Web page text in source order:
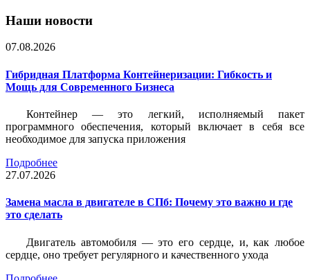
Наши новости
07.08.2026
Гибридная Платформа Контейнеризации: Гибкость и
Мощь для Современного Бизнеса
Контейнер — это легкий, исполняемый пакет
программного обеспечения, который включает в себя все
необходимое для запуска приложения
Подробнее
27.07.2026
Замена масла в двигателе в СПб: Почему это важно и где
это сделать
Двигатель автомобиля — это его сердце, и, как любое
сердце, оно требует регулярного и качественного ухода